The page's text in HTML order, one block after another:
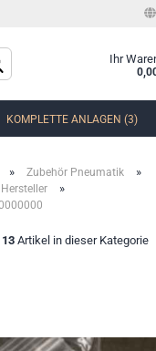
Ihr
KOMPLETTE ANLAGEN (3)
» Zubehör Pneumatik »
»
13 Artikel in dieser Kategorie